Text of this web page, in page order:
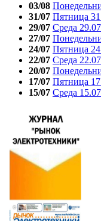
03/08
31/07 Пятница
29/07 Среда
27/07
24/07 Пятница
22/07 Среда
20/07
17/07 Пятница
15/07 Среда